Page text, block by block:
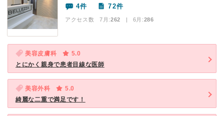
4件 72件
アクセス数 7月:262 | 6月:286
美容皮膚科
5.0
とにかく親身で患者目線な医師
美容外科
5.0
綺麗な二重で満足です！